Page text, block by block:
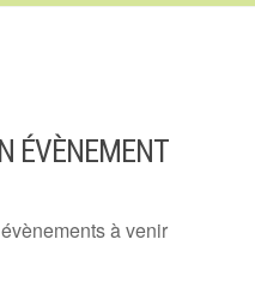
ÉVÈNEMENT
à venir